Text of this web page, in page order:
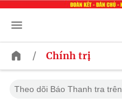
/ Chính trị
Theo dõi Báo Thanh tra trên